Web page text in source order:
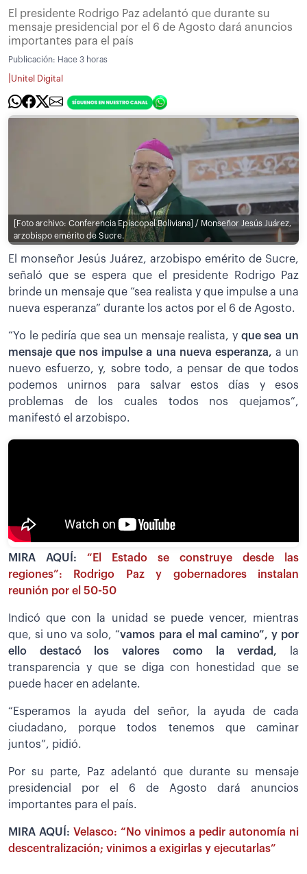
El presidente Rodrigo Paz adelantó que durante su
mensaje presidencial por el 6 de Agosto dará anuncios
importantes para el país
Publicación: Hace 3 horas
Unitel Digital
[Foto archivo: Conferencia Episcopal Boliviana] / Monseñor Jesús Juárez,
arzobispo emérito de Sucre.
El monseñor Jesús Juárez, arzobispo emérito de Sucre,
señaló que se espera que el presidente Rodrigo Paz
brinde un mensaje que “sea realista y que impulse a una
nueva esperanza” durante los actos por el 6 de Agosto.
“Yo le pediría que sea un mensaje realista, y que sea un
mensaje que nos impulse a una nueva esperanza, a un
nuevo esfuerzo, y, sobre todo, a pensar de que todos
podemos unirnos para salvar estos días y esos
problemas de los cuales todos nos quejamos”,
manifestó el arzobispo.
MIRA AQUÍ: “El Estado se construye desde las
regiones”: Rodrigo Paz y gobernadores instalan
reunión por el 50-50
Indicó que con la unidad se puede vencer, mientras
que, si uno va solo, “vamos para el mal camino”, y por
ello destacó los valores como la verdad,
la
transparencia y que se diga con honestidad que se
puede hacer en adelante.
“Esperamos la ayuda del señor, la ayuda de cada
ciudadano, porque todos tenemos que caminar
juntos”, pidió.
Por su parte, Paz adelantó que durante su mensaje
presidencial por el 6 de Agosto dará anuncios
importantes para el país.
MIRA AQUÍ: Velasco: “No vinimos a pedir autonomía ni
descentralización; vinimos a exigirlas y ejecutarlas”